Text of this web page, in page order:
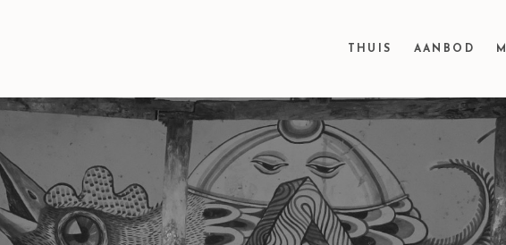
THUIS AANBOD